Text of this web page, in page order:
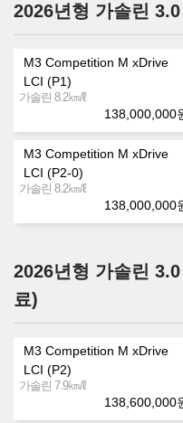
2026년형 가솔린
M3 Competition M xDrive
LCI (P1)
가솔린 8.2㎞/ℓ
138,000,000
M3 Competition M xDrive
LCI (P2-0)
가솔린 8.2㎞/ℓ
138,000,000
2026년형 가솔린
료)
M3 Competition M xDrive
LCI (P2)
가솔린 7.9㎞/ℓ
138,600,000